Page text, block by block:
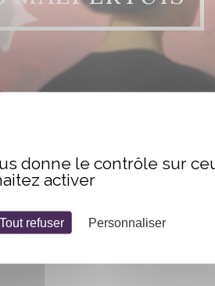
donne le contrôle sur
activer
Tout refuser Personnaliser